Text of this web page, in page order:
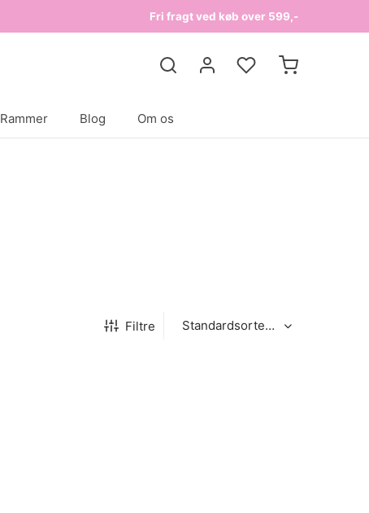
Fri fragt ved køb over 599,-
Rammer Blog Om os
Filtre